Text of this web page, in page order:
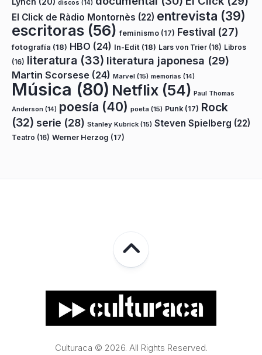
discos (14)
El Click de Ràdio Montornès (22) entrevista (39)
escritoras (56) feminismo (17) Festival (27)
fotografía (18) HBO (24) In-Edit (18) Lars von Trier (16) Libros
(16) literatura (33) literatura japonesa (29)
Martin Scorsese (24) Marvel (15) memorias (14)
Música (80) Netflix (54) Paul Thomas
Anderson (14) poesía (40) poeta (15) Punk (17) Rock
(32) serie (28) Stanley Kubrick (15) Steven Spielberg (22)
Teatro (16) Werner Herzog (17)
Culturaca © 2026. All Rights Reserved.